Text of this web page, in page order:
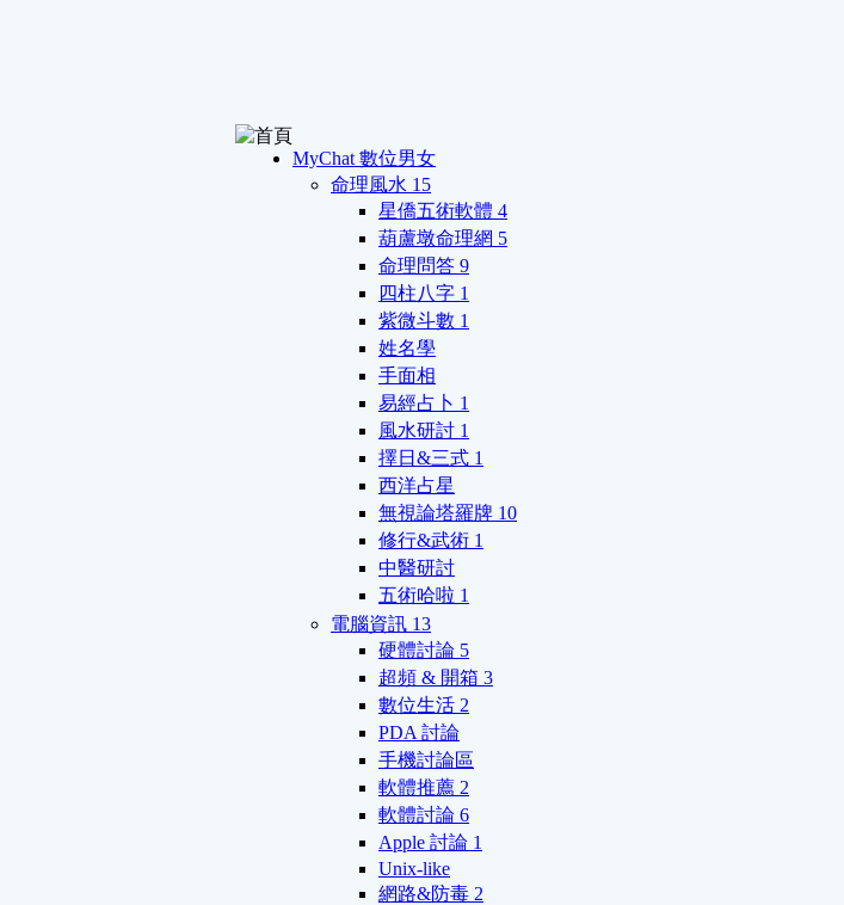
MyChat 數位男女
命理風水 15
星僑五術軟體 4
葫蘆墩命理網 5
命理問答 9
四柱八字 1
紫微斗數 1
姓名學
手面相
易經占卜 1
風水研討 1
擇日&三式 1
西洋占星
無視論塔羅牌 10
修行&武術 1
中醫研討
五術哈啦 1
電腦資訊 13
硬體討論 5
超頻 & 開箱 3
數位生活 2
PDA 討論
手機討論區
軟體推薦 2
軟體討論 6
Apple 討論 1
Unix-like
網路&防毒 2